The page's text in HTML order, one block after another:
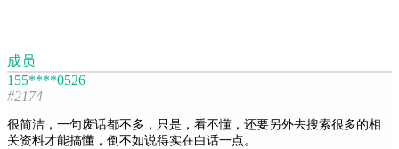
成员
155****0526
#2174
很简洁，一句废话都不多，只是，看不懂，还要另外去搜索很多的相
关资料才能搞懂，倒不如说得实在白话一点。